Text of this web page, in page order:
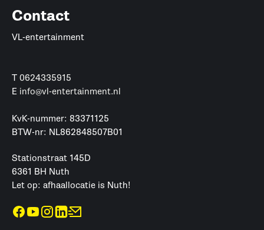
Contact
VL-entertainment
T 0624335915
E info@vl-entertainment.nl
KvK-nummer: 83371125
BTW-nr: NL862848507B01
Stationstraat 145D
6361 BH Nuth
Let op: afhaallocatie is Nuth!